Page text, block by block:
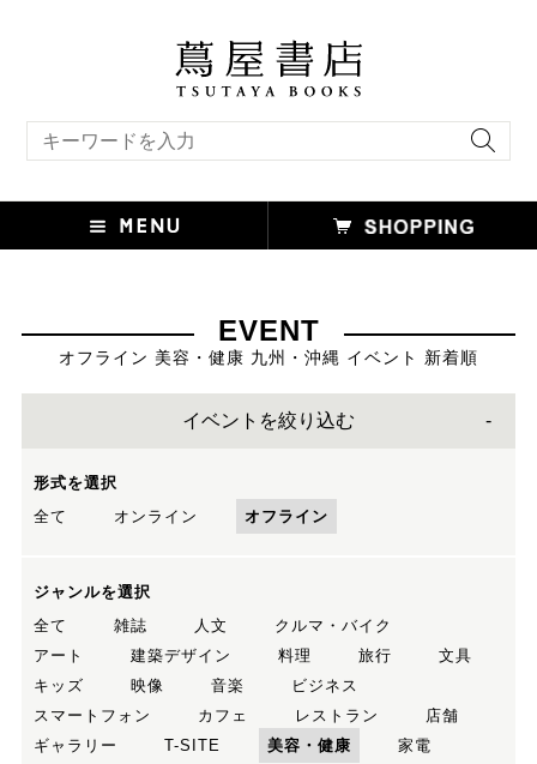
EVENT
オフライン 美容・健康 九州・沖縄 イベント 新着順
イベントを絞り込む
形式を選択
全て
オンライン オフライン
ジャンルを選択
全て
雑誌 人文
クルマ・バイク
アート
建築デザイン 料理 旅行
文具
キッズ
映像 音楽
ビジネス
スマートフォン
カフェ レストラン
店舗
ギャラリー
T-SITE 美容・健康
家電